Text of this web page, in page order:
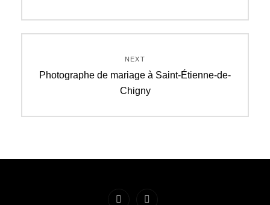
NEXT
Next
Photographe de mariage à Saint-Étienne-de-
Chigny